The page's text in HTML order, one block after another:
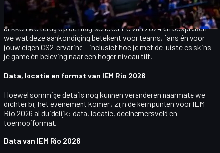
In dit artikel duiken we diep in alle bevestigde informatie over IEM
Rio 2026, kijken we naar de bredere IEM-kalender voor 2026,
blikken we terug op de magische editie van 2024 en bespreken
we wat deze aankondiging betekent voor teams, fans én voor
jouw eigen CS2-ervaring – inclusief hoe je met de juistecs skins
je game én beleving naar een hoger niveau tilt.
Data, locatie en format van IEM Rio 2026
Hoewel sommige details nog kunnen veranderen naarmate we
dichter bij het evenement komen, zijn de kernpunten voor IEM
Rio 2026 al duidelijk: data, locatie, deelnemersveld en
toernooiformat.
Data van IEM Rio 2026